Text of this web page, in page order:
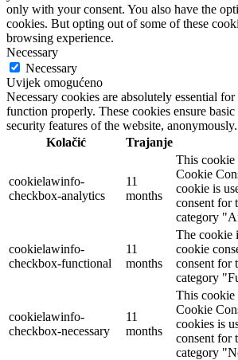
only with your consent. You also have the
cookies. But opting out of some of these
browsing experience.
Necessary
Necessary
Uvijek omogućeno
Necessary cookies are absolutely essential
function properly. These cookies ensure
security features of the website, anonymously.
Kolačić
Trajanje
cookielawinfo-
checkbox-analytics
11
months
This cookie
Cookie
cookie is
consent for
category
cookielawinfo-
checkbox-functional
11
months
The cookie
cookie
consent for
category
cookielawinfo-
checkbox-necessary
11
months
This cookie
Cookie
cookies is
consent for
category